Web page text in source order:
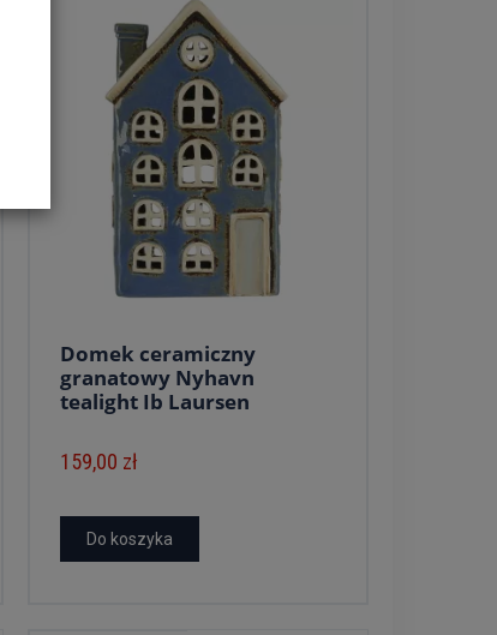
Domek ceramiczny
granatowy Nyhavn
tealight Ib Laursen
159,00 zł
Do koszyka